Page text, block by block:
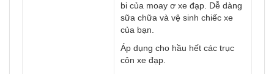
bi của moay ơ xe đạp. Dễ dàng
sữa chữa và vệ sinh chiếc xe
của bạn.
Áp dụng cho hầu hết các trục
côn xe đạp.